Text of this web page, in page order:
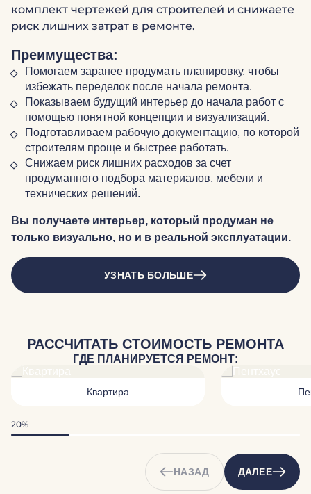
комплект чертежей для строителей и снижаете
риск лишних затрат в ремонте.
Преимущества:
Помогаем заранее продумать планировку, чтобы
избежать переделок после начала ремонта.
Показываем будущий интерьер до начала работ с
помощью понятной концепции и визуализаций.
Подготавливаем рабочую документацию, по которой
строителям проще и быстрее работать.
Снижаем риск лишних расходов за счет
продуманного подбора материалов, мебели и
технических решений.
Вы получаете интерьер, который продуман не
только визуально, но и в реальной эксплуатации.
УЗНАТЬ БОЛЬШЕ
РАССЧИТАТЬ СТОИМОСТЬ РЕМОНТА
ГДЕ ПЛАНИРУЕТСЯ РЕМОНТ:
Квартира
20%
НАЗАД ДАЛЕЕ